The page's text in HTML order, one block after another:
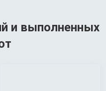
и выполненных